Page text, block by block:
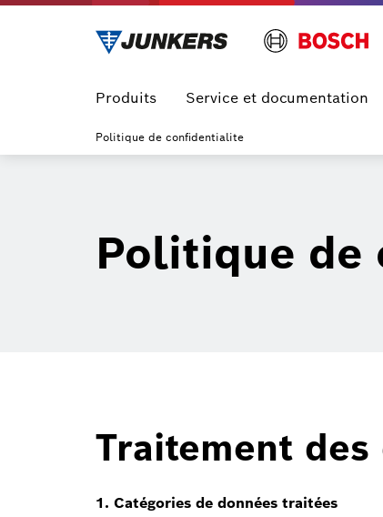
Produits Service et documentation
Politique de confidentialite
Politique
Traitement
1. Catégories de données traitées